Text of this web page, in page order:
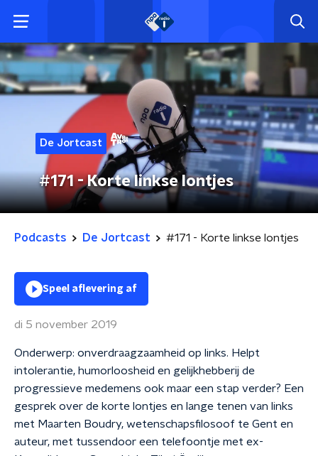
De Jortcast
#171 - Korte linkse lontjes
Podcasts De Jortcast #171 - Korte linkse lontjes
Speel aflevering af
di 5 november 2019
Onderwerp: onverdraagzaamheid op links. Helpt
intolerantie, humorloosheid en gelijkhebberij de
progressieve medemens ook maar een stap verder? Een
gesprek over de korte lontjes en lange tenen van links
met Maarten Boudry, wetenschapsfilosoof te Gent en
auteur, met tussendoor een telefoontje met ex-